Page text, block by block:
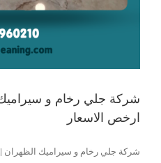
ارخص الاسعار
شركة جلي رخام و سيراميك الظهران |0553960210 | ارخص الاسعار [...]